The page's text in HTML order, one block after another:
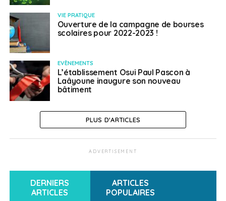
VIE PRATIQUE
Ouverture de la campagne de bourses
scolaires pour 2022-2023 !
EVÈNEMENTS
L’établissement Osui Paul Pascon à
Laâyoune inaugure son nouveau
bâtiment
PLUS D'ARTICLES
ADVERTISEMENT
DERNIERS
ARTICLES
ARTICLES
POPULAIRES